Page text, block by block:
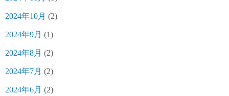
2024年10月 (2)
2024年9月 (1)
2024年8月 (2)
2024年7月 (2)
2024年6月 (2)